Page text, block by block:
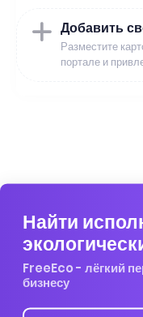
Добавить
Разместите
портале и
Найти
FreeEco - лёгкий
бизнесу